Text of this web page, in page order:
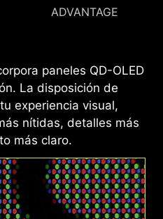
ADVANTAGE
paneles QD-OLED
La disposición de
experiencia visual,
nítidas, detalles más
más claro.
400, ofrece una
P3 y una precisión
colores vívidos,
una experiencia visual
y multimedia superiores.